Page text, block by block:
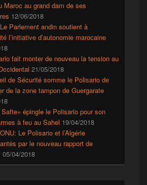
Maroc au grand dam de ses
12/06/2018
Parlement andin soutient à
l’initiative d’autonomie marocaine
fait monter de nouveau la tension au
21/05/2018
de Sécurité somme le Polisario de
de la zone tampon de Guergarate
épingle le Polisario pour son
à feu au Sahel 19/04/2018
Le Polisario et l’Algérie
par le nouveau rapport de
05/04/2018